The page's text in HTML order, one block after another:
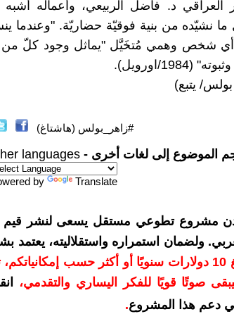
العراقي د. فاضل الربيعي، وأعماله أشبه
نشيّده من بنية فوقيّة حضاريّة. "وعندما
شخص وهمي مُتخَيَّل "يماثل وجود كلّ من
(1984/اورويل).
يتبع)
#زاهر_بولس (هاشتاغ)
الموضوع إلى لغات أخرى - languages
by Translate
مشروع تطوعي مستقل يسعى لنشر قيم
ولضمان استمراره واستقلاليته،
بدعمكم بمبلغ 10 دولارات سنويًا أو أكثر حسب
صوتًا قويًا للفكر اليساري والتقدمي،
دعم هذا المشروع.